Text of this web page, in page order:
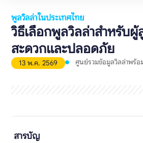
พูลวิลล่าในประเทศไทย
วิธีเลือกพูลวิลล่าสำหรับผู้
สะดวกและปลอดภัย
13 พ.ค. 2569 ศูนย์รวมข้อมูลวิลล่าพร้อ
สารบัญ